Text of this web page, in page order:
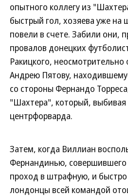
опытного коллегу из
быстрый гол, хозяева уже на
повели в счете. Забили они,
провалов донецких
Ракицкого,
Андрею Пятову,
со стороны Фернандо
"Шахтера", который,
центрфорварда.
Затем, когда Виллиан
Фернандинью,
проход в штрафную, и быстро
лондонцы всей командой